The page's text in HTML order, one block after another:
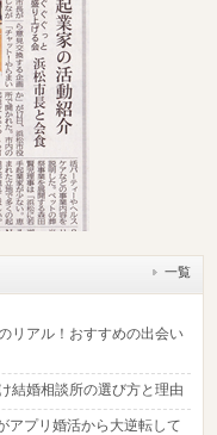
一覧
リアル！おすすめの出会い
結婚相談所の選び方と理由
アプリ婚活から大逆転して